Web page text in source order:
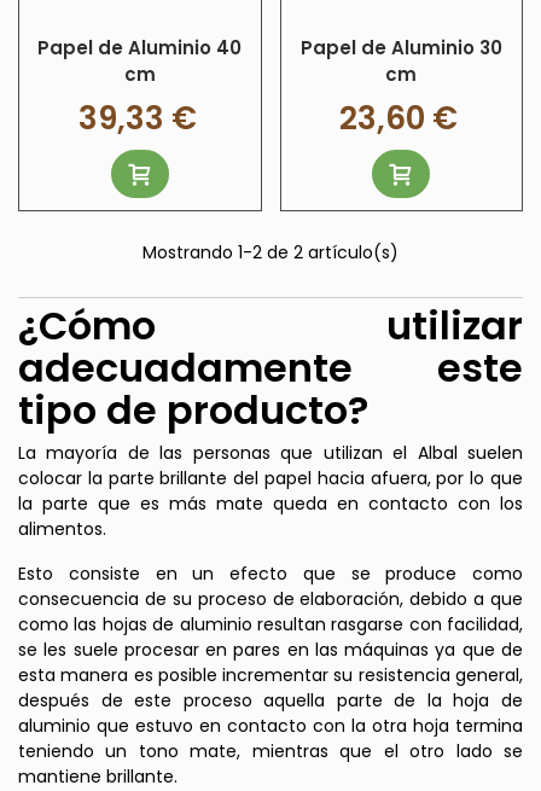
Papel de Aluminio 40
cm
39,33 €
Papel de Aluminio 30
cm
23,60 €
Mostrando 1-2 de 2 artículo(s)
¿Cómo utilizar
adecuadamente este
tipo de producto?
La mayoría de las personas que utilizan el Albal suelen
colocar la parte brillante del papel hacia afuera, por lo que
la parte que es más mate queda en contacto con los
alimentos.
Esto consiste en un efecto que se produce como
consecuencia de su proceso de elaboración, debido a que
como las hojas de aluminio resultan rasgarse con facilidad,
se les suele procesar en pares en las máquinas ya que de
esta manera es posible incrementar su resistencia general,
después de este proceso aquella parte de la hoja de
aluminio que estuvo en contacto con la otra hoja termina
teniendo un tono mate, mientras que el otro lado se
mantiene brillante.